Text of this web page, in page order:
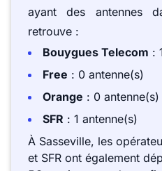
ayant des antennes
retrouve :
Bouygues Telecom :
Free : 0 antenne(s)
Orange : 0 antenne(s)
SFR : 1 antenne(s)
À Sasseville, les
et SFR ont également